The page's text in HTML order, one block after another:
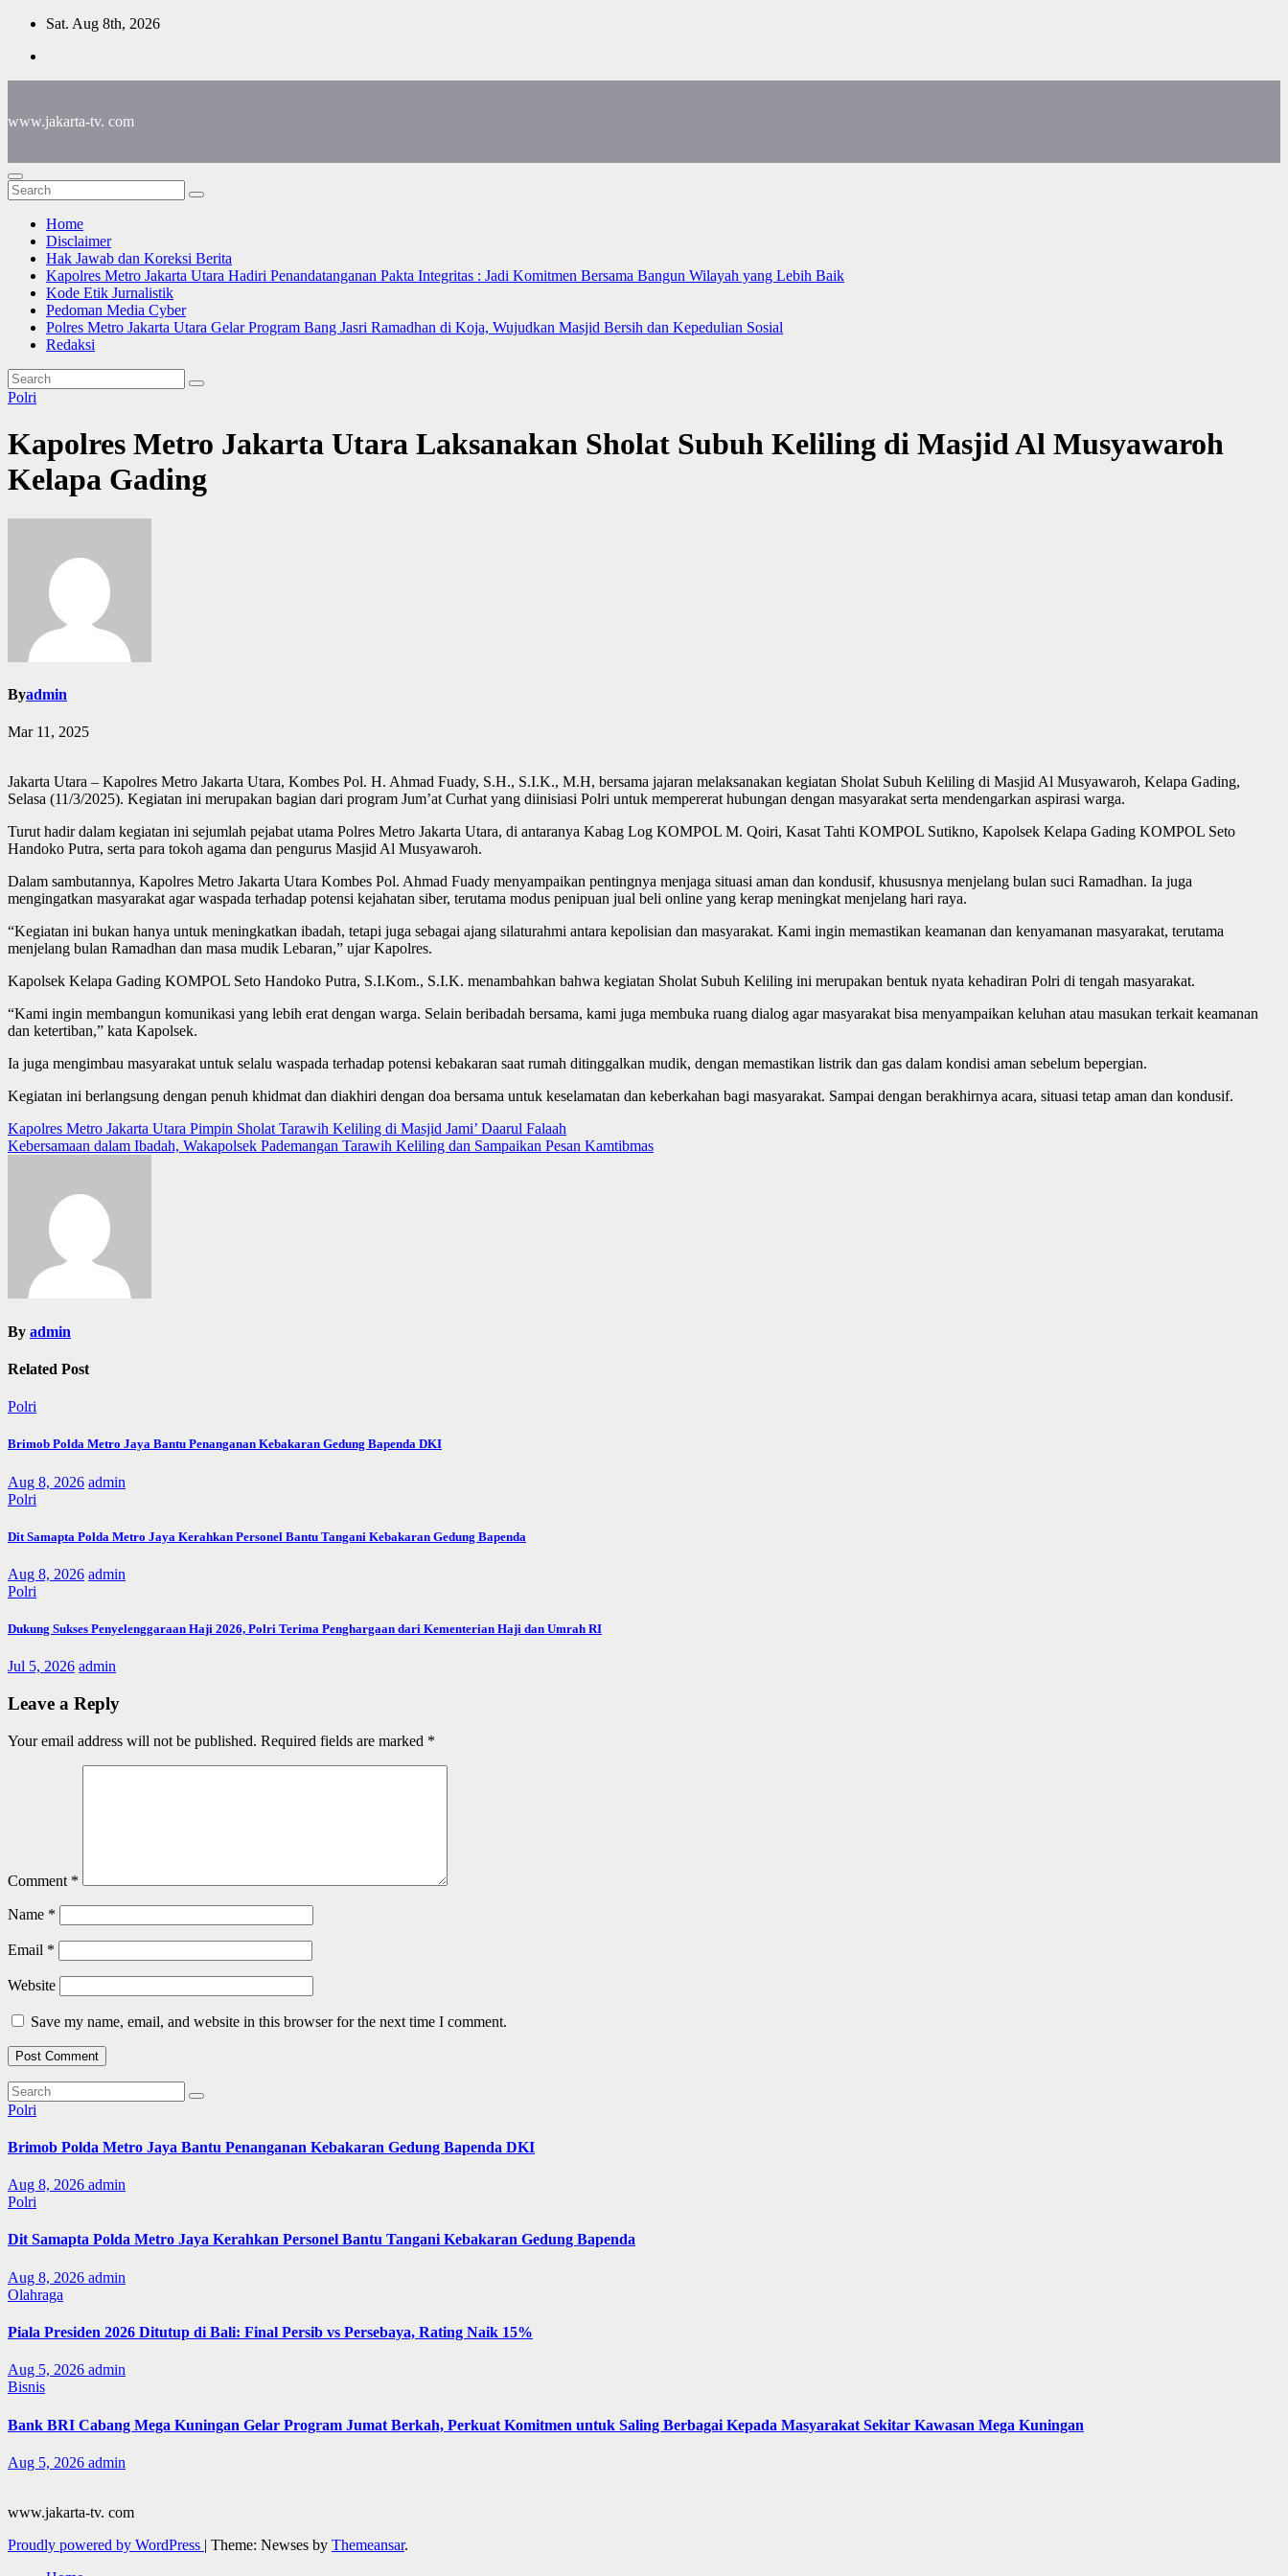
Skip
content
Sat. Aug 8th, 2026
www.jakarta-tv. com
Home
Disclaimer
Hak Jawab dan Koreksi Berita
Kapolres Metro Jakarta Utara Hadiri Penandatanganan Pakta Integritas : Jadi Komitmen Bersama Bangun Wilayah yang Lebih Baik
Kode Etik Jurnalistik
Pedoman Media Cyber
Polres Metro Jakarta Utara Gelar Program Bang Jasri Ramadhan di Koja, Wujudkan Masjid Bersih dan Kepedulian Sosial
Redaksi
Polri
Kapolres Metro Jakarta Utara Laksanakan Sholat Subuh Keliling di Masjid Al Musyawaroh
Kelapa Gading
Byadmin
Mar 11, 2025
Jakarta Utara – Kapolres Metro Jakarta Utara, Kombes Pol. H. Ahmad Fuady, S.H., S.I.K., M.H, bersama jajaran melaksanakan kegiatan Sholat Subuh Keliling di Masjid Al Musyawaroh, Kelapa Gading,
Selasa (11/3/2025). Kegiatan ini merupakan bagian dari program Jum’at Curhat yang diinisiasi Polri untuk mempererat hubungan dengan masyarakat serta mendengarkan aspirasi warga.
Turut hadir dalam kegiatan ini sejumlah pejabat utama Polres Metro Jakarta Utara, di antaranya Kabag Log KOMPOL M. Qoiri, Kasat Tahti KOMPOL Sutikno, Kapolsek Kelapa Gading KOMPOL Seto
Handoko Putra, serta para tokoh agama dan pengurus Masjid Al Musyawaroh.
Dalam sambutannya, Kapolres Metro Jakarta Utara Kombes Pol. Ahmad Fuady menyampaikan pentingnya menjaga situasi aman dan kondusif, khususnya menjelang bulan suci Ramadhan. Ia juga
mengingatkan masyarakat agar waspada terhadap potensi kejahatan siber, terutama modus penipuan jual beli online yang kerap meningkat menjelang hari raya.
“Kegiatan ini bukan hanya untuk meningkatkan ibadah, tetapi juga sebagai ajang silaturahmi antara kepolisian dan masyarakat. Kami ingin memastikan keamanan dan kenyamanan masyarakat, terutama
menjelang bulan Ramadhan dan masa mudik Lebaran,” ujar Kapolres.
Kapolsek Kelapa Gading KOMPOL Seto Handoko Putra, S.I.Kom., S.I.K. menambahkan bahwa kegiatan Sholat Subuh Keliling ini merupakan bentuk nyata kehadiran Polri di tengah masyarakat.
“Kami ingin membangun komunikasi yang lebih erat dengan warga. Selain beribadah bersama, kami juga membuka ruang dialog agar masyarakat bisa menyampaikan keluhan atau masukan terkait keamanan
dan ketertiban,” kata Kapolsek.
Ia juga mengimbau masyarakat untuk selalu waspada terhadap potensi kebakaran saat rumah ditinggalkan mudik, dengan memastikan listrik dan gas dalam kondisi aman sebelum bepergian.
Kegiatan ini berlangsung dengan penuh khidmat dan diakhiri dengan doa bersama untuk keselamatan dan keberkahan bagi masyarakat. Sampai dengan berakhirnya acara, situasi tetap aman dan kondusif.
Post
navigation
Kapolres Metro Jakarta Utara Pimpin Sholat Tarawih Keliling di Masjid Jami’ Daarul Falaah
Kebersamaan dalam Ibadah, Wakapolsek Pademangan Tarawih Keliling dan Sampaikan Pesan Kamtibmas
By admin
Related Post
Polri
Brimob Polda Metro Jaya Bantu Penanganan Kebakaran Gedung Bapenda DKI
Aug 8, 2026 admin
Polri
Dit Samapta Polda Metro Jaya Kerahkan Personel Bantu Tangani Kebakaran Gedung Bapenda
Aug 8, 2026 admin
Polri
Dukung Sukses Penyelenggaraan Haji 2026, Polri Terima Penghargaan dari Kementerian Haji dan Umrah RI
Jul 5, 2026 admin
Leave a Reply
Your email address will not be published. Required fields are marked *
Comment *
Name *
Email *
Website
Save my name, email, and website in this browser for the next time I comment.
Polri
Brimob Polda Metro Jaya Bantu Penanganan Kebakaran Gedung Bapenda DKI
Aug 8, 2026 admin
Polri
Dit Samapta Polda Metro Jaya Kerahkan Personel Bantu Tangani Kebakaran Gedung Bapenda
Aug 8, 2026 admin
Olahraga
Piala Presiden 2026 Ditutup di Bali: Final Persib vs Persebaya, Rating Naik 15%
Aug 5, 2026 admin
Bisnis
Bank BRI Cabang Mega Kuningan Gelar Program Jumat Berkah, Perkuat Komitmen untuk Saling Berbagai Kepada Masyarakat Sekitar Kawasan Mega Kuningan
Aug 5, 2026 admin
www.jakarta-tv. com
Proudly powered by WordPress | Theme: Newses by Themeansar.